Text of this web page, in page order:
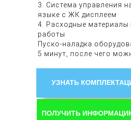
3. Система управления
языке с ЖК дисплеем
4. Расходные материалы
работы
Пуско-наладка
5 минут, после чего
УЗНАТЬ
ПОЛУЧИТЬ